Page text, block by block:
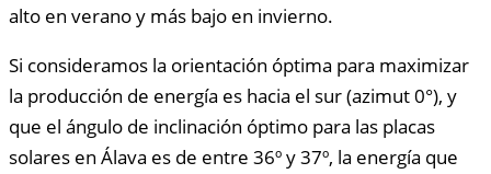
alto en verano y más bajo en invierno.
Si consideramos la orientación óptima para maximizar
la producción de energía es hacia el sur (azimut 0°), y
que el ángulo de inclinación óptimo para las placas
solares en Álava es de entre 36º y 37º, la energía que